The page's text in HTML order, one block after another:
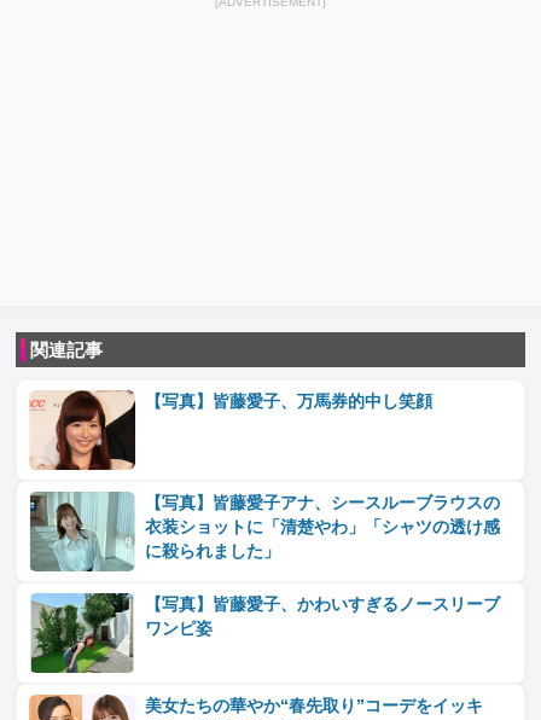
関連記事
【写真】皆藤愛子、万馬券的中し笑顔
【写真】皆藤愛子アナ、シースルーブラウスの
衣装ショットに「清楚やわ」「シャツの透け感
に殺られました」
【写真】皆藤愛子、かわいすぎるノースリーブ
ワンピ姿
美女たちの華やか“春先取り”コーデをイッキ